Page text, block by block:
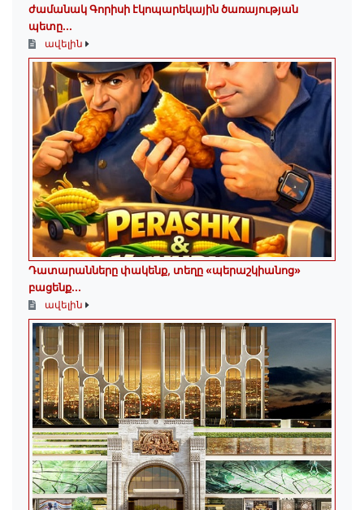
ժամանակ Գորիսի էկոպարեկային ծառայության
պետը...
ավելին
Դատարանները փակենք, տեղը «պերաշկիանոց»
բացենք․․․
ավելին